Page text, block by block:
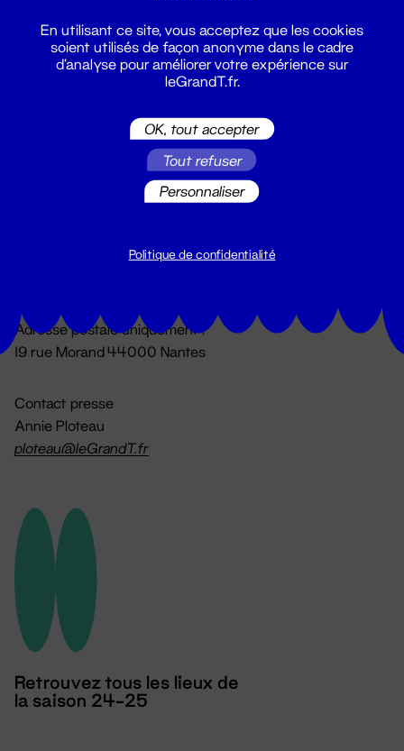
Du lundi au vendredi 14h → 18h
Adresse postale uniquement :
19 rue Morand 44000 Nantes
Contact presse
Annie Ploteau
ploteau@leGrandT.fr
Retrouvez tous les lieux de
la saison 24-25
En utilisant ce site, vous acceptez que les cookies
soient utilisés de façon anonyme dans le cadre
d'analyse pour améliorer votre expérience sur
leGrandT.fr.
OK, tout accepter
Tout refuser
Personnaliser
Politique de confidentialité